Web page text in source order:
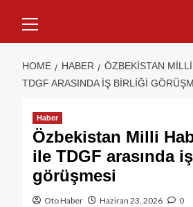
HOME HABER
ÖZBEKISTAN
TDGF ARASINDA IŞ BIRLIĞI
Haber
Özbekistan Milli
ile TDGF arasında
görüşmesi
Oto Haber Haziran 23, 2026 0